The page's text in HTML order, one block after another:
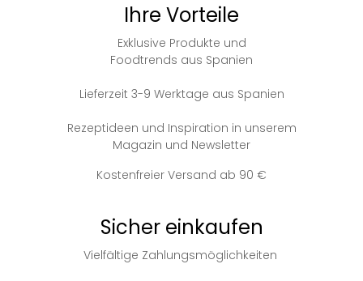
Ihre Vorteile
Exklusive Produkte und
Foodtrends aus Spanien
Lieferzeit 3-9 Werktage aus Spanien
Rezeptideen und Inspiration in unserem
Magazin und Newsletter
Kostenfreier Versand ab 90 €
Sicher einkaufen
Vielfältige Zahlungsmöglichkeiten